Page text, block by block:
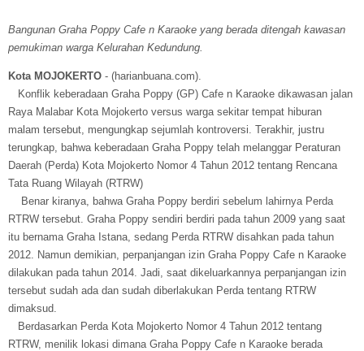
Bangunan Graha Poppy Cafe n Karaoke yang berada ditengah kawasan
pemukiman warga Kelurahan Kedundung.
Kota MOJOKERTO - (harianbuana.com).
Konflik keberadaan Graha Poppy (GP) Cafe n Karaoke dikawasan jalan
Raya Malabar Kota Mojokerto versus warga sekitar tempat hiburan
malam tersebut, mengungkap sejumlah kontroversi. Terakhir, justru
terungkap, bahwa keberadaan Graha Poppy telah melanggar Peraturan
Daerah (Perda) Kota Mojokerto Nomor 4 Tahun 2012 tentang Rencana
Tata Ruang Wilayah (RTRW)
Benar kiranya, bahwa Graha Poppy berdiri sebelum lahirnya Perda
RTRW tersebut. Graha Poppy sendiri berdiri pada tahun 2009 yang saat
itu bernama Graha Istana, sedang Perda RTRW disahkan pada tahun
2012. Namun demikian, perpanjangan izin Graha Poppy Cafe n Karaoke
dilakukan pada tahun 2014. Jadi, saat dikeluarkannya perpanjangan izin
tersebut sudah ada dan sudah diberlakukan Perda tentang RTRW
dimaksud.
Berdasarkan Perda Kota Mojokerto Nomor 4 Tahun 2012 tentang
RTRW, menilik lokasi dimana Graha Poppy Cafe n Karaoke berada